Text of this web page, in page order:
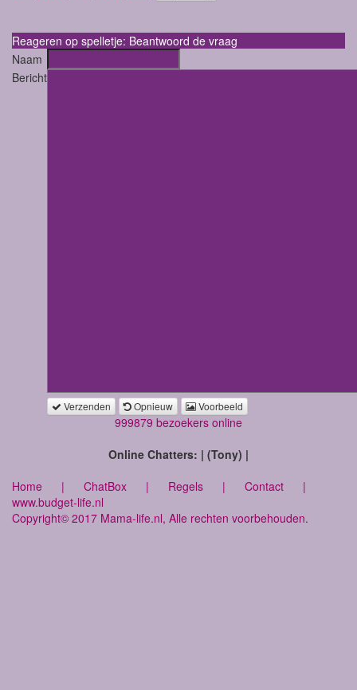
Reageren op spelletje: Beantwoord de vraag
Naam
Bericht
Verzenden Opnieuw Voorbeeld
999879 bezoekers online
Online Chatters: | (Tony) |
Home | ChatBox | Regels | Contact |
www.budget-life.nl
Copyright© 2017 Mama-life.nl, Alle rechten voorbehouden.